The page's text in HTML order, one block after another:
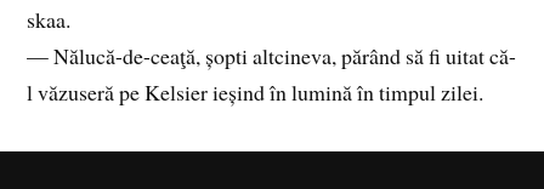
skaa.
— Nălucă-de-ceaţă, șopti altcineva, părând să fi uitat că-
l văzuseră pe Kelsier ieșind în lumină în timpul zilei.